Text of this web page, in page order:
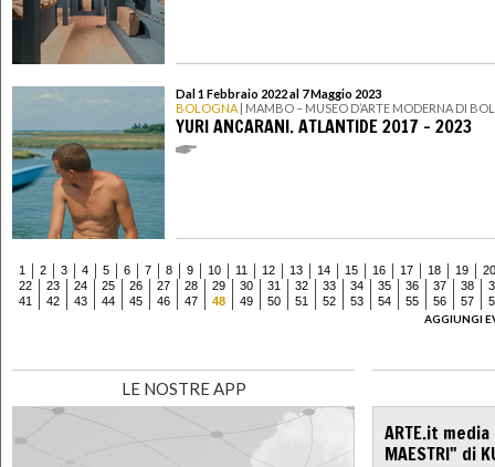
Dal 1 Febbraio 2022 al 7 Maggio 2023
BOLOGNA | MAMBO – MUSEO D’ARTE MODERNA DI
YURI ANCARANI. ATLANTIDE 2017 - 2023
1 2 3 4 5 6 7 8 9 10 11 12 13 14 15 16 17 18 19
20
22
23 24 25 26 27 28 29 30 31 32 33 34 35 36 37 38
41
42 43 44 45 46 47 48 49 50 51 52 53 54 55 56 57
AGGIUNGI
LE NOSTRE APP
ARTE.it
MAESTRI" di